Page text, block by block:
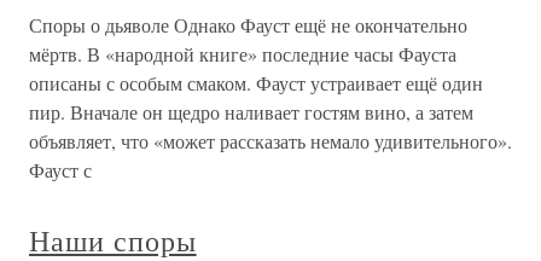
Споры о дьяволе Однако Фауст ещё не окончательно
мёртв. В «народной книге» последние часы Фауста
описаны с особым смаком. Фауст устраивает ещё один
пир. Вначале он щедро наливает гостям вино, а затем
объявляет, что «может рассказать немало удивительного».
Фауст с
Наши споры